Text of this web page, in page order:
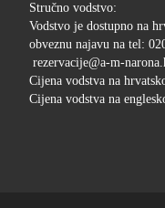
Stručno vodstvo:
Vodstvo je dostupno na
obveznu najavu na tel:
rezervacije@a-m-
Cijena vodstva na
Cijena vodstva na